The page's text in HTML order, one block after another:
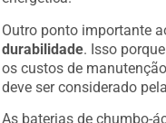
Outro ponto importante
durabilidade. Isso
os custos de
deve ser considerado
As baterias de chumbo-